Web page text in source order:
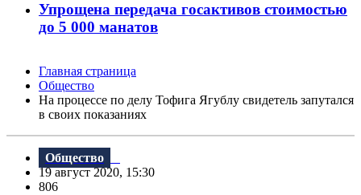
Упрощена передача госактивов стоимостью
до 5 000 манатов
Главная страница
Общество
На процессе по делу Тофига Ягублу свидетель запутался
в своих показаниях
Общество
19 август 2020, 15:30
806